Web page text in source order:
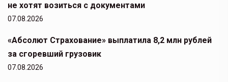
не хотят возиться с документами
07.08.2026
«Абсолют Страхование» выплатила 8,2 млн рублей
за сгоревший грузовик
07.08.2026